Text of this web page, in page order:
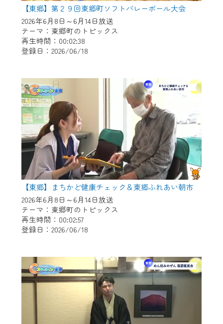
【東郷】第２９回東郷町ソフトバレーボール大会
2026年6月8日～6月14日放送
テーマ：東郷町のトピックス
再生時間：00:02:38
登録日：2026/06/18
【東郷】まちかど健康チェック＆東郷ふれあい朝市
2026年6月8日～6月14日放送
テーマ：東郷町のトピックス
再生時間：00:02:57
登録日：2026/06/18
※マイページへのログインには、MyIDが必
要となります。
※MyIDとは、CCNet Web TVを含むCCNetの
各種サービスをご利用頂くためのIDです。
で設定できます。
（GmailやYahooなどのフリーメールアドレ
スでも作成可能です）
※マイページへのログイン・MyIDの新規登
録はこちらから
※CCNetアプリをご利用中の方は引き続き
ご視聴いただけます。
＜メンテナンス情報＞
CCNetWebTVのリニューアルにともないメ
ンテナンス作業を予定しています。
作業の間は、CCNetWebTVの画面が「メン
テナンス中」になり、ご利用いただけませ
ん。
ご不便をおかけいたしますが、ご了承の程
よろしくお願いいたします。